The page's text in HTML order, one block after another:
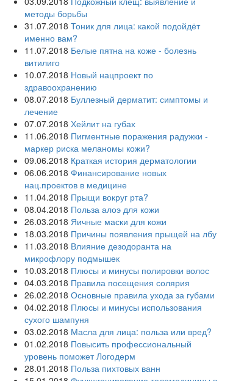
методы борьбы
31.07.2018 Тоник для лица: какой подойдёт
именно вам?
11.07.2018 Белые пятна на коже - болезнь
витилиго
10.07.2018 Новый нацпроект по
здравоохранению
08.07.2018 Буллезный дерматит: симптомы и
лечение
07.07.2018 Хейлит на губах
11.06.2018 Пигментные поражения радужки -
маркер риска меланомы кожи?
09.06.2018 Краткая история дерматологии
06.06.2018 Финансирование новых
нац.проектов в медицине
11.04.2018 Прыщи вокруг рта?
08.04.2018 Польза алоэ для кожи
26.03.2018 Яичные маски для кожи
18.03.2018 Причины появления прыщей на лбу
11.03.2018 Влияние дезодоранта на
микрофлору подмышек
10.03.2018 Плюсы и минусы полировки волос
04.03.2018 Правила посещения солярия
26.02.2018 Основные правила ухода за губами
04.02.2018 Плюсы и минусы использования
сухого шампуня
03.02.2018 Масла для лица: польза или вред?
01.02.2018 Повысить профессиональный
уровень поможет Логодерм
28.01.2018 Польза пихтовых ванн